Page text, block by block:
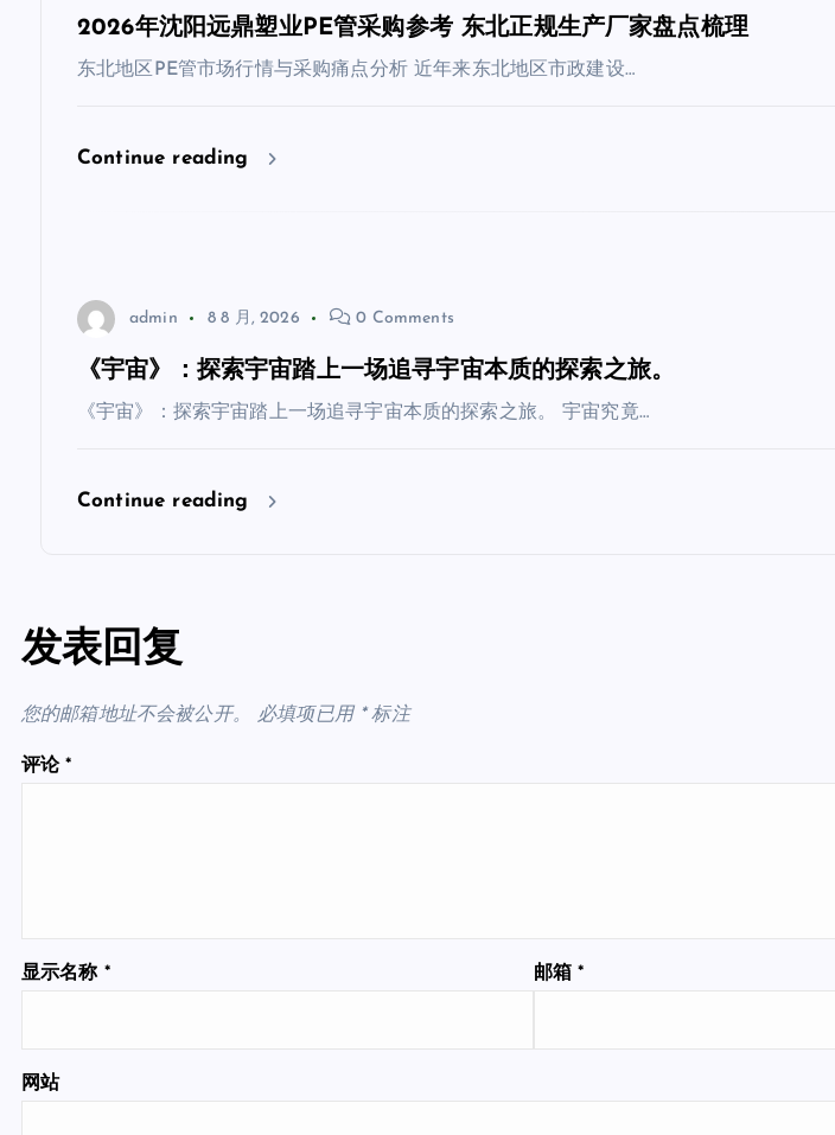
2026年沈阳远鼎塑业PE管采购参考 东北正规生产厂家盘点梳理
东北地区PE管市场行情与采购痛点分析 近年来东北地区市政建设…
Continue reading
admin 8 8 月, 2026 0 Comments
《宇宙》：探索宇宙踏上一场追寻宇宙本质的探索之旅。
《宇宙》：探索宇宙踏上一场追寻宇宙本质的探索之旅。 宇宙究竟…
Continue reading
发表回复
您的邮箱地址不会被公开。 必填项已用 *标注
评论*
显示名称 * 邮箱*
网站